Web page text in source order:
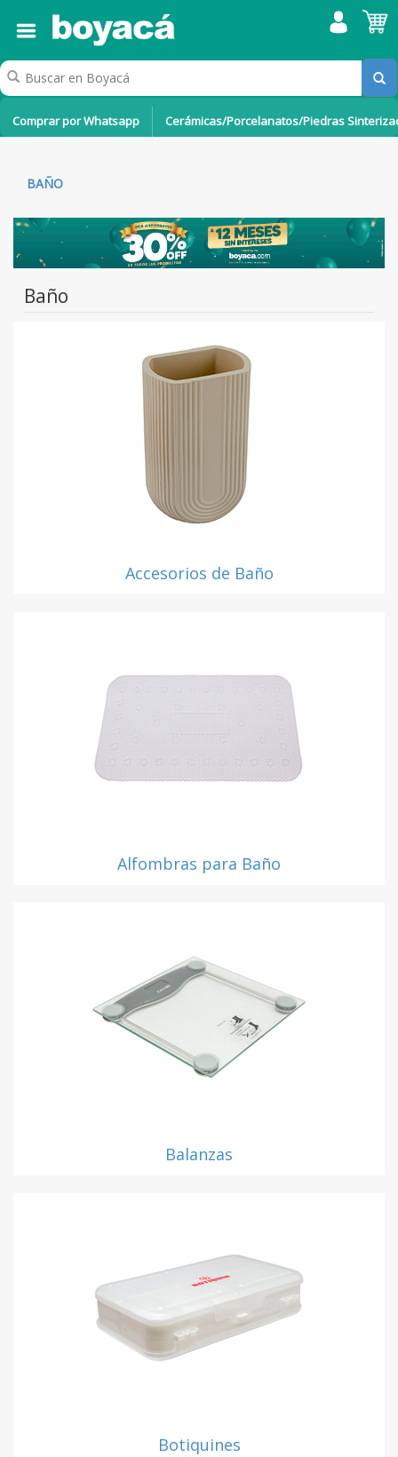
Comprar por Whatsapp Cerámicas/Porcelanatos/Piedras
BAÑO
Baño
Accesorios de Baño
Alfombras para Baño
Balanzas
Botiquines